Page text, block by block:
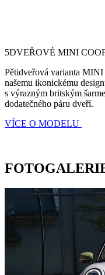
5DVEŘOVÉ MINI
Pětidveřová varianta
našemu ikonickému
s výrazným britským
dodatečného páru dveří.
VÍCE O MODELU